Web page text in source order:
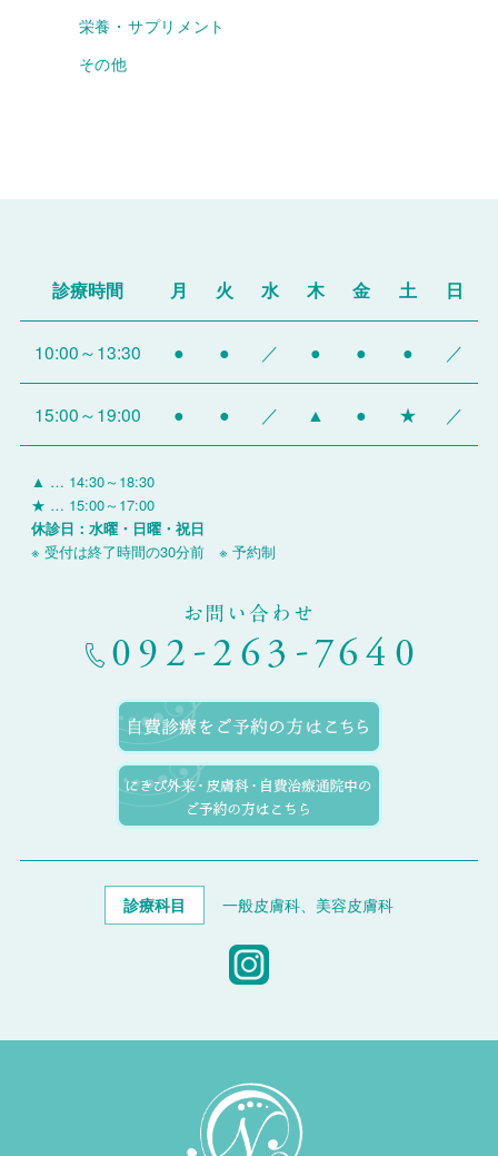
栄養・サプリメント
その他
診療時間 月 火 水 木 金 土 日
10:00～13:30 ● ● ／ ● ● ● ／
15:00～19:00 ● ● ／ ▲ ● ★ ／
▲ … 14:30～18:30
★ … 15:00～17:00
休診日：水曜・日曜・祝日
※ 受付は終了時間の30分前 ※ 予約制
お問い合わせ
診療科目 一般皮膚科、美容皮膚科